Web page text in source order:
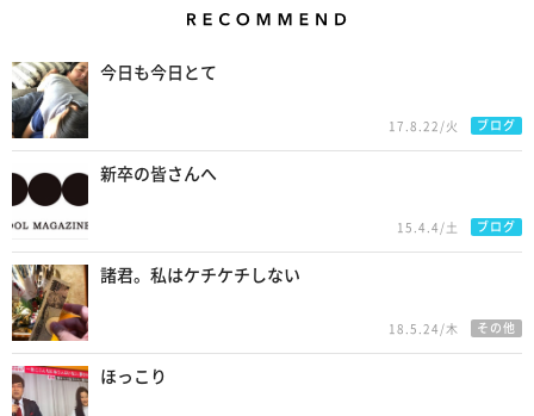
今日も今日とて
17.8.22/火 ブログ
新卒の皆さんへ
15.4.4/土 ブログ
諸君。私はケチケチしない
18.5.24/木 その他
ほっこり